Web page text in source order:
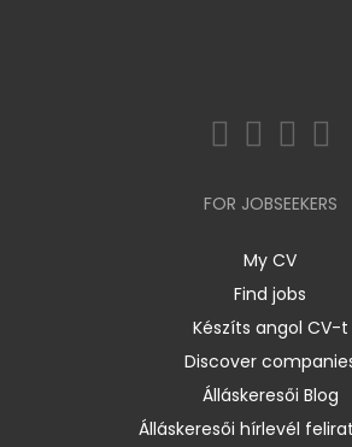
FOR JOBSEEKERS
My CV
Find jobs
Készíts angol CV-t
Discover
Álláskeresői Blog
Álláskeresői hírlevél